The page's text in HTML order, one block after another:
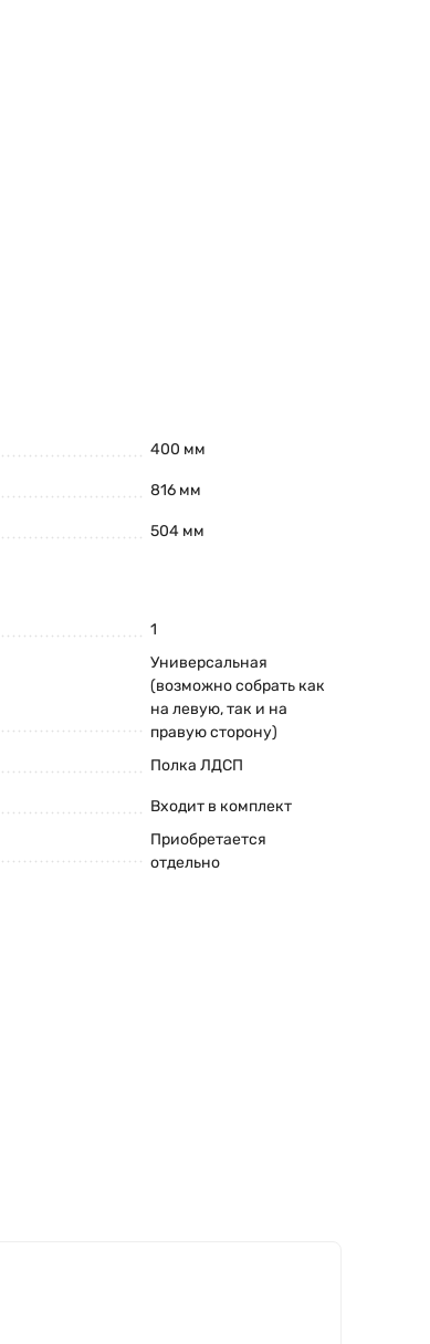
400 мм
816 мм
504 мм
1
Универсальная
(возможно собрать как
на левую, так и на
правую сторону)
Полка ЛДСП
Входит в комплект
Приобретается
отдельно